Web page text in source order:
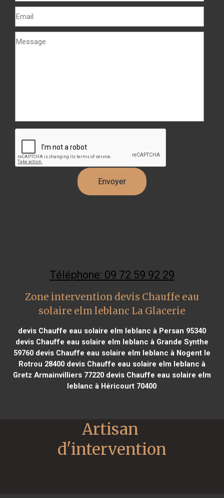
Téléphone: 09 72 59 92 29
Zone intervention devis Chauffe eau
solaire elm leblanc La Glacerie
devis Chauffe eau solaire elm leblanc à Persan 95340
devis Chauffe eau solaire elm leblanc à Grande Synthe
59760devis Chauffe eau solaire elm leblanc à Nogent le
Rotrou 28400devis Chauffe eau solaire elm leblanc à
Gretz Armainvilliers 77220devis Chauffe eau solaire elm
leblanc à Héricourt 70400
Artisan
d'intervention